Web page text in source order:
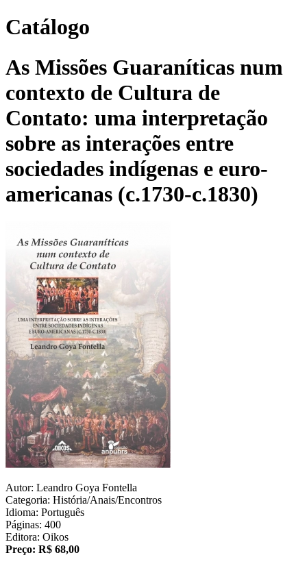
Catálogo
As Missões Guaraníticas num
contexto de Cultura de
Contato: uma interpretação
sobre as interações entre
sociedades indígenas e euro-
americanas (c.1730-c.1830)
Autor: Leandro Goya Fontella
Categoria: História/Anais/Encontros
Idioma: Português
Páginas: 400
Editora: Oikos
Preço: R$ 68,00